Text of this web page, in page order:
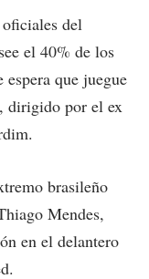
del
el 40% de los
que juegue
dirigido por el ex
brasileño
Mendes,
en el delantero